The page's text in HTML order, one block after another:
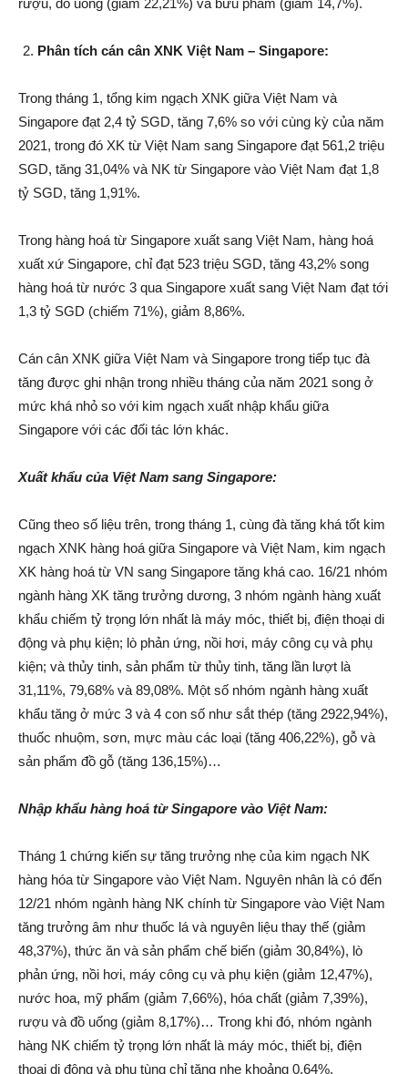
Phân tích cán cân XNK Việt Nam – Singapore:
Trong tháng 1, tổng kim ngạch XNK giữa Việt Nam và
Singapore đạt 2,4 tỷ SGD, tăng 7,6% so với cùng kỳ của năm
2021, trong đó XK từ Việt Nam sang Singapore đạt 561,2 triệu
SGD, tăng 31,04% và NK từ Singapore vào Việt Nam đạt 1,8
tỷ SGD, tăng 1,91%.
Trong hàng hoá từ Singapore xuất sang Việt Nam, hàng hoá
xuất xứ Singapore, chỉ đạt 523 triệu SGD, tăng 43,2% song
hàng hoá từ nước 3 qua Singapore xuất sang Việt Nam đạt tới
1,3 tỷ SGD (chiếm 71%), giảm 8,86%.
Cán cân XNK giữa Việt Nam và Singapore trong tiếp tục đà
tăng được ghi nhận trong nhiều tháng của năm 2021 song ở
mức khá nhỏ so với kim ngạch xuất nhập khẩu giữa
Singapore với các đối tác lớn khác.
Xuất khẩu của Việt Nam sang Singapore:
Cũng theo số liệu trên, trong tháng 1, cùng đà tăng khá tốt kim
ngạch XNK hàng hoá giữa Singapore và Việt Nam, kim ngạch
XK hàng hoá từ VN sang Singapore tăng khá cao. 16/21 nhóm
ngành hàng XK tăng trưởng dương, 3 nhóm ngành hàng xuất
khẩu chiếm tỷ trọng lớn nhất là máy móc, thiết bị, điện thoại di
động và phụ kiện; lò phản ứng, nồi hơi, máy công cụ và phụ
kiện; và thủy tinh, sản phẩm từ thủy tinh, tăng lần lượt là
31,11%, 79,68% và 89,08%. Một số nhóm ngành hàng xuất
khẩu tăng ở mức 3 và 4 con số như sắt thép (tăng 2922,94%),
thuốc nhuộm, sơn, mực màu các loại (tăng 406,22%), gỗ và
sản phẩm đồ gỗ (tăng 136,15%)…
Nhập khẩu hàng hoá từ Singapore vào Việt Nam:
Tháng 1 chứng kiến sự tăng trưởng nhẹ của kim ngạch NK
hàng hóa từ Singapore vào Việt Nam. Nguyên nhân là có đến
12/21 nhóm ngành hàng NK chính từ Singapore vào Việt Nam
tăng trưởng âm như thuốc lá và nguyên liệu thay thế (giảm
48,37%), thức ăn và sản phẩm chế biến (giảm 30,84%), lò
phản ứng, nồi hơi, máy công cụ và phụ kiện (giảm 12,47%),
nước hoa, mỹ phẩm (giảm 7,66%), hóa chất (giảm 7,39%),
rượu và đồ uống (giảm 8,17%)… Trong khi đó, nhóm ngành
hàng NK chiếm tỷ trọng lớn nhất là máy móc, thiết bị, điện
thoại di động và phụ tùng chỉ tăng nhẹ khoảng 0,64%.